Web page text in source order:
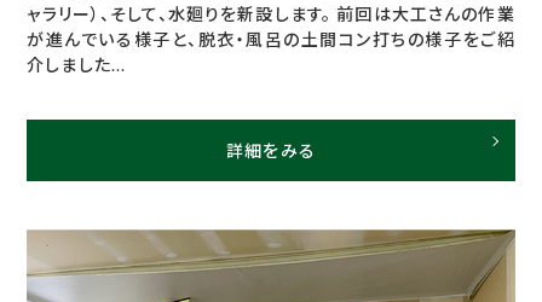
ャラリー）、そして、水廻りを新設します。 前回は大工さんの作業
が進んでいる様子と、脱衣・風呂の土間コン打ちの様子をご紹
介しました...
詳細をみる